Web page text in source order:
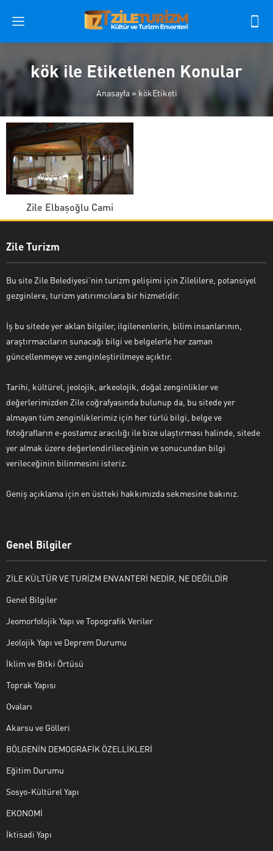
kök ile Etiketlenen Konular
Anasayfa» kökEtiketi
Zile Elbaşoğlu Cami
Zile Turizm
Bu site Zile Belediyesi’nin turizm gelişimi için Zilelilere, potansiyel
gezginlere, turizm yatırımcılara bir hizmetidir.
İş bu sitede yer aklan bilgiler, ilgilenenlerin, bilim insanlarının,
araştırmacıların sunacağı bilgi ve belgelerle her zaman
güncellenmeye ve zenginleştirilmeye açıktır.
Tarihi, kültürel, jeolojik, arkeolojik, doğal zenginlikler ve
değerlerimizden Zile coğrafyasında bulunup da, bu sitede yer
almayan tüm zenginliklerimiz için her türlü bilgi, belge ve
fotoğrafların e-postamız aracılığı ile bize ulaştırması halinde, sitede
yer almak üzere değerlendirileceğinin ve sonucundan bilgi
verileceğinin bilinmesini isteriz.
Geniş açıklama için en üstteki hakkımızda sekmesine bakınız.
Genel Bilgiler
ZİLE KÜLTÜR VE TURİZM ENVANTERİ NEDİR, NE DEĞİLDİR
Genel Bilgiler
Jeomorfolojik Yapı ve Topografik Veriler
Jeolojik Yapı ve Deprem Durumu
İklim ve Bitki Örtüsü
Toprak Yapısı
Ovaları
Akarsu ve Gölleri
BÖLGENİN DEMOGRAFİK ÖZELLİKLERİ
Eğitim Durumu
Sosyo-Kültürel Yapı
EKONOMİ
İktisadi Yapı